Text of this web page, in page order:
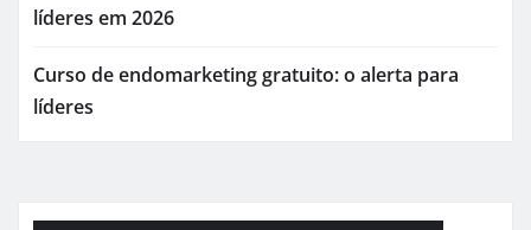
líderes em 2026
Curso de endomarketing gratuito: o alerta para
líderes